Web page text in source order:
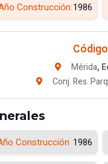
Construcción:1986
Mérida,
Conj. Res.
Construcción 1986